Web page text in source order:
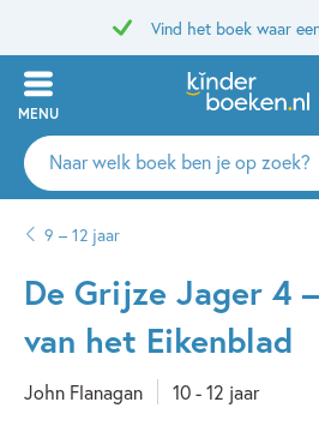
Vind het boek waar
MENU
Zoeken
naar
auteurs
uitgevers
9 – 12 jaar
De Grijze Jager 4
van het Eikenblad
John Flanagan 10 - 12 jaar